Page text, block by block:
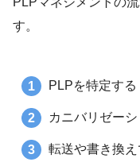
す。
PLPを特定する
カニバリゼー
転送や書き換